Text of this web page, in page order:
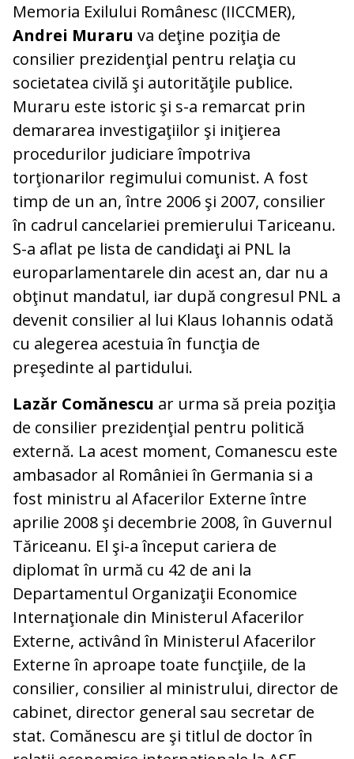
Memoria Exilului Românesc (IICCMER),
Andrei Muraru va deţine poziţia de
consilier prezidenţial pentru relaţia cu
societatea civilă şi autorităţile publice.
Muraru este istoric şi s-a remarcat prin
demararea investigaţiilor şi iniţierea
procedurilor judiciare împotriva
torţionarilor regimului comunist. A fost
timp de un an, între 2006 şi 2007, consilier
în cadrul cancelariei premierului Tariceanu.
S-a aflat pe lista de candidaţi ai PNL la
europarlamentarele din acest an, dar nu a
obţinut mandatul, iar după congresul PNL a
devenit consilier al lui Klaus Iohannis odată
cu alegerea acestuia în funcţia de
preşedinte al partidului.
Lazăr Comănescu ar urma să preia poziţia
de consilier prezidenţial pentru politică
externă. La acest moment, Comanescu este
ambasador al României în Germania si a
fost ministru al Afacerilor Externe între
aprilie 2008 şi decembrie 2008, în Guvernul
Tăriceanu. El şi-a început cariera de
diplomat în urmă cu 42 de ani la
Departamentul Organizaţii Economice
Internaţionale din Ministerul Afacerilor
Externe, activând în Ministerul Afacerilor
Externe în aproape toate funcţiile, de la
consilier, consilier al ministrului, director de
cabinet, director general sau secretar de
stat. Comănescu are şi titlul de doctor în